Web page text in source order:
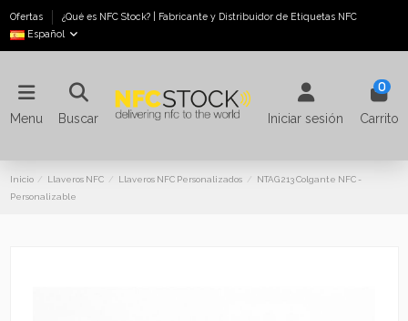
Ofertas
¿Qué es NFC Stock? | Fabricante y Distribuidor de Etiquetas NFC
Español
Menu Buscar Iniciar sesión
0
Carrito
Inicio Llaveros NFC Llaveros NFC Personalizados
NTAG 213 Colgante NFC -
Personalizable